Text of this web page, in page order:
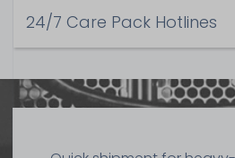
24/7 Care Pack Hotlines